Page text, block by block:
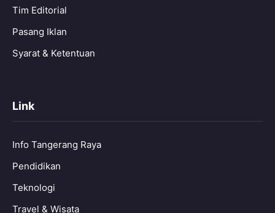
Tim Editorial
Pasang Iklan
Syarat & Ketentuan
Link
Info Tangerang Raya
Pendidikan
Teknologi
Travel & Wisata